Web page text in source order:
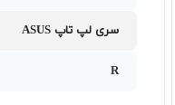
سری لپ تاپ ASUS
R